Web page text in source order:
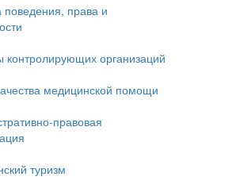
поведения, права и
контролирующих организаций
медицинской помощи
правовая
туризм